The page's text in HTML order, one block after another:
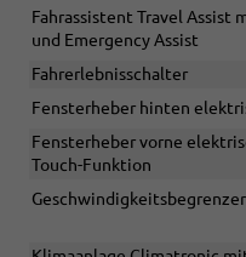
Fahrassistent Travel Assist
und Emergency Assist
Fahrerlebnisschalter
Fensterheber hinten
Fensterheber vorne
Touch-Funktion